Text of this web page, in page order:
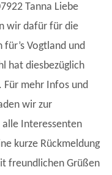
Tanna Liebe
wir dafür für die
Vogtland und
hat diesbezüglich
mehr Infos und
wir zur
alle Interessenten
kurze Rückmeldung
freundlichen Grüßen